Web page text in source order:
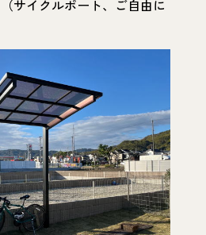
サイクルポート、ご自由に